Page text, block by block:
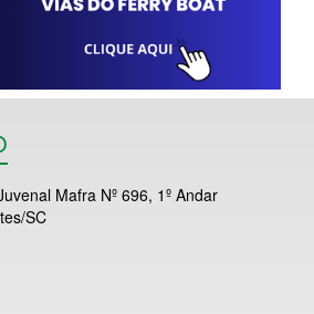
Mafra Nº 696, 1º Andar
SC